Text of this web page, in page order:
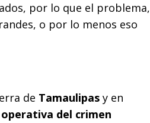
por lo que el problema,
o por lo menos eso
de Tamaulipas y en
del crimen